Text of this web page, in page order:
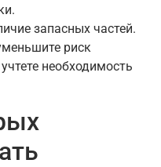
запасных частей.
риск
необходимость